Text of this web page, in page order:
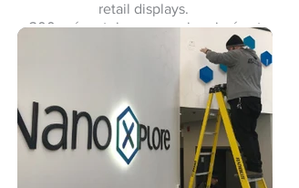
retail displays.
300 présentoirs conçus, imprimés et
assemblés pour être expédiés à
l'échelle nationale comme présentoirs
de vente au détail.